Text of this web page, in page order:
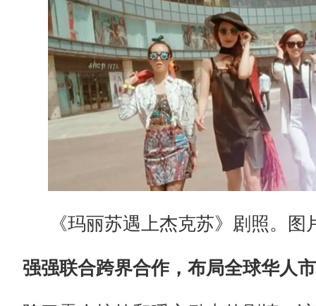
《玛丽苏遇上杰克苏》剧照。图
强强联合跨界合作，布局全球华人